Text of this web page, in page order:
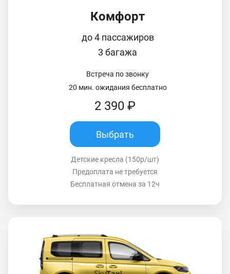
Комфорт
до 4 пассажиров
3 багажа
Встреча по звонку
20 мин. ожидания бесплатно
2 390 ₽
Выбрать
Детские кресла (150р/шт)
Предоплата не требуется
Бесплатная отмена за 12ч